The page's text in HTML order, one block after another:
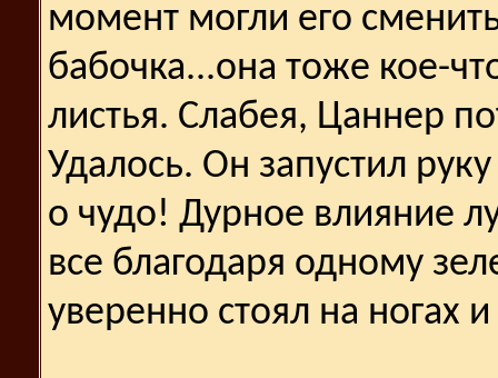
момент могли его
бабочка...она тоже кое-
листья. Слабея, Цаннер
Удалось. Он запустил
о чудо! Дурное влияние
все благодаря одному
уверенно стоял на ногах